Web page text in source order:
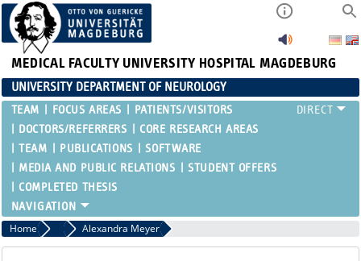
MEDICAL FACULTY UNIVERSITY HOSPITAL MAGDEBURG
UNIVERSITY DEPARTMENT OF NEUROLOGY
TEAM FOCUS AREAS
PATIENTS/VISITORS
DOCTORS/REFERRERS
CORE RESEARCH AREAS
TEAM
PUBLICATIONS
SOFTWARE
MEDIA AND PUBLIC RELATIONS
STUDENT OFFERS
COMPLETED THESIS
Home Nursing Care, Case Management and MTAs
Alexandra Meyer